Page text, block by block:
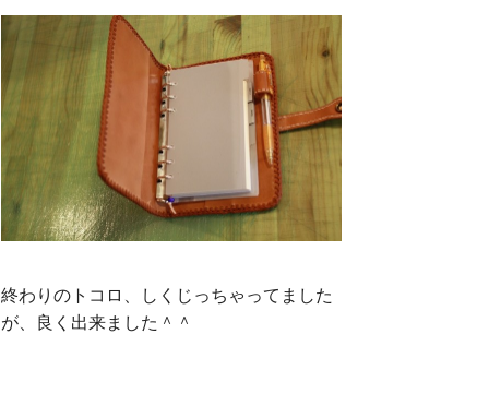
終わりのトコロ、しくじっちゃってました
が、良く出来ました＾＾